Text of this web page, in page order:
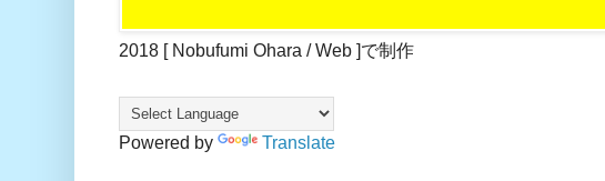
2018 [ Nobufumi Ohara / Web ]で制作
Powered by Translate